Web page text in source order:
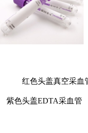
红色头盖真空采血
紫色头盖EDTA采血管